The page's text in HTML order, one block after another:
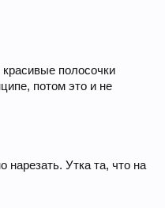
полосочки
потом это и не
Утка та, что на